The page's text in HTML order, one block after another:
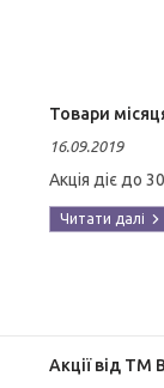
Товари
16.09.2019
Акція діє до
Акції від ТМ